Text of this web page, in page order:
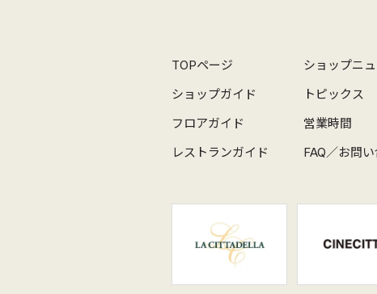
TOPページ
ショップニ
ショップガイド
トピックス
フロアガイド
営業時間
レストランガイド
FAQ／お問